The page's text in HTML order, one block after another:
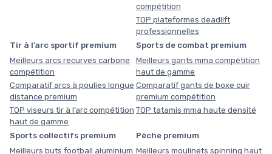
compétition
TOP plateformes deadlift
professionnelles
Tir à l’arc sportif premium
Meilleurs arcs recurves carbone
compétition
Comparatif arcs à poulies longue
distance premium
TOP viseurs tir à l’arc compétition
haut de gamme
Sports de combat premium
Meilleurs gants mma compétition
haut de gamme
Comparatif gants de boxe cuir
premium compétition
TOP tatamis mma haute densité
Sports collectifs premium
Meilleurs buts football aluminium
Pêche premium
Meilleurs moulinets spinning haut